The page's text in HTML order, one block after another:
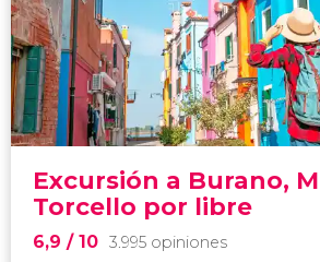
Excursión a Burano,
Torcello por libre
6,9 / 10 3.995 opiniones